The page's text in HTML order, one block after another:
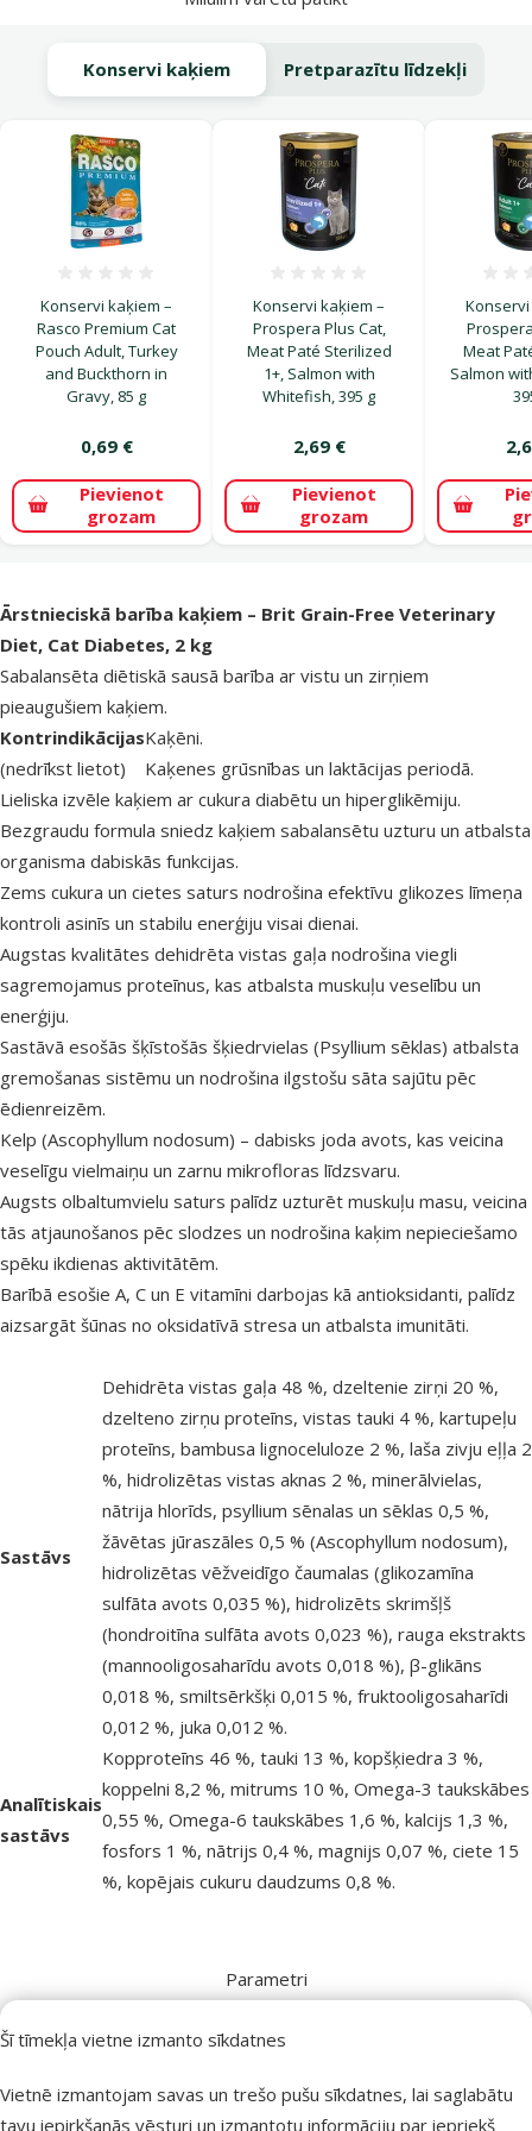
Šī tīmekļa vietne izmanto sīkdatnes
Vietnē izmantojam savas un trešo pušu sīkdatnes, lai saglabātu
tavu iepirkšanās vēsturi un izmantotu informāciju par iepriekš
Konservi kaķiem Pretparazītu līdzekļi
Konservi kaķiem –
Rasco Premium Cat
Pouch Adult, Turkey
and Buckthorn in
Gravy, 85 g
0,69 €
Pievienot
grozam
Konservi kaķiem –
Prospera Plus Cat,
Meat Paté Sterilized
1+, Salmon with
Whitefish, 395 g
2,69 €
Pievienot
grozam
Meat
Salmon
superzoo.product.detail.content
Ārstnieciskā barība kaķiem – Brit Grain-Free Veterinary
Diet, Cat Diabetes, 2 kg
Sabalansēta diētiskā sausā barība ar vistu un zirņiem
pieaugušiem kaķiem.
Kontrindikācijas
(nedrīkst lietot)
Kaķēni.
Kaķenes grūsnības un laktācijas periodā.
Lieliska izvēle kaķiem ar cukura diabētu un hiperglikēmiju.
Bezgraudu formula sniedz kaķiem sabalansētu uzturu un atbalsta
organisma dabiskās funkcijas.
Zems cukura un cietes saturs nodrošina efektīvu glikozes līmeņa
kontroli asinīs un stabilu enerģiju visai dienai.
Augstas kvalitātes dehidrēta vistas gaļa nodrošina viegli
sagremojamus proteīnus, kas atbalsta muskuļu veselību un
enerģiju.
Sastāvā esošās šķīstošās šķiedrvielas (Psyllium sēklas) atbalsta
gremošanas sistēmu un nodrošina ilgstošu sāta sajūtu pēc
ēdienreizēm.
Kelp (Ascophyllum nodosum) – dabisks joda avots, kas veicina
veselīgu vielmaiņu un zarnu mikrofloras līdzsvaru.
Augsts olbaltumvielu saturs palīdz uzturēt muskuļu masu, veicina
tās atjaunošanos pēc slodzes un nodrošina kaķim nepieciešamo
spēku ikdienas aktivitātēm.
Barībā esošie A, C un E vitamīni darbojas kā antioksidanti, palīdz
aizsargāt šūnas no oksidatīvā stresa un atbalsta imunitāti.
Sastāvs
Dehidrēta vistas gaļa 48 %, dzeltenie zirņi 20 %,
dzelteno zirņu proteīns, vistas tauki 4 %, kartupeļu
proteīns, bambusa lignoceluloze 2 %, laša zivju eļļa 2
%, hidrolizētas vistas aknas 2 %, minerālvielas,
nātrija hlorīds, psyllium sēnalas un sēklas 0,5 %,
žāvētas jūraszāles 0,5 % (Ascophyllum nodosum),
hidrolizētas vēžveidīgo čaumalas (glikozamīna
sulfāta avots 0,035 %), hidrolizēts skrimšļš
(hondroitīna sulfāta avots 0,023 %), rauga ekstrakts
(mannooligosaharīdu avots 0,018 %), β-glikāns
0,018 %, smiltsērkšķi 0,015 %, fruktooligosaharīdi
0,012 %, juka 0,012 %.
Analītiskais
sastāvs
Kopproteīns 46 %, tauki 13 %, kopšķiedra 3 %,
koppelni 8,2 %, mitrums 10 %, Omega-3 taukskābes
0,55 %, Omega-6 taukskābes 1,6 %, kalcijs 1,3 %,
fosfors 1 %, nātrijs 0,4 %, magnijs 0,07 %, ciete 15
%, kopējais cukuru daudzums 0,8 %.
Parametri
stāvoklis
garšas
aknas, Zirņi